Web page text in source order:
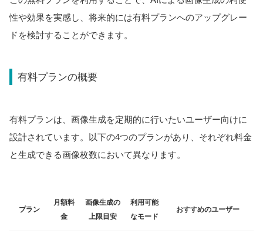
性や効果を実感し、将来的には有料プランへのアップグレー
ドを検討することができます。
有料プランの概要
有料プランは、画像生成を定期的に行いたいユーザー向けに
設計されています。以下の4つのプランがあり、それぞれ料金
と生成できる画像枚数において異なります。
プラン
月額料
金
画像生成の
上限目安
利用可能
なモード
おすすめのユーザー